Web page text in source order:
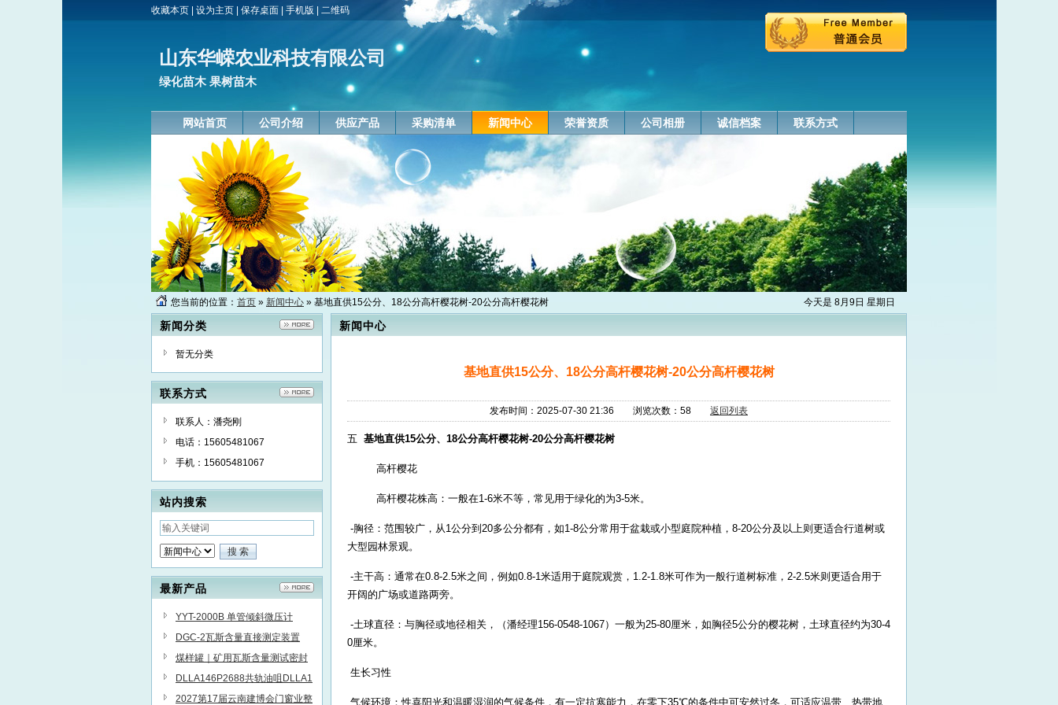
收藏本页 设为主页 保存桌面 手机版 二维码
山东华嵘农业科技有限公司
绿化苗木 果树苗木
网站首页 公司介绍 供应产品 采购清单 新闻中心 荣誉资质 公司相册 诚信档案 联系方式
今天是 8月9日 星期日
您当前的位置： 首页 » 新闻中心 » 基地直供15公分、18公分高杆樱花树-20公分高杆樱花树
新闻分类
暂无分类
联系方式
联系人：潘尧刚
电话：15605481067
手机：15605481067
站内搜索
最新产品
YYT-2000B 单管倾斜微压计
DGC-2瓦斯含量直接测定装置
煤样罐｜矿用瓦斯含量测试密封
煤样筒
DLLA146P2688共轨油咀DLLA1
52P1563
2027第17届云南建博会门窗业整
新闻中心
基地直供15公分、18公分高杆樱花树-20公分高杆樱花树
发布时间：2025-07-30 21:36 浏览次数：58 返回列表
五 基地直供15公分、 18公分高杆樱花树-20公分高杆樱花树
高杆樱花
高杆樱花株高：一般在1-6米不等，常见用于绿化的为3-5米。
-胸径：范围较广，从1公分到20多公分都有，如1-8公分常用于盆栽或小型庭院种植，8-20公分及以上则更适合行道树或
大型园林景观。
-主干高：通常在0.8-2.5米之间，例如0.8-1米适用于庭院观赏，1.2-1.8米可作为一般行道树标准，2-2.5米则更适合用于
开阔的广场或道路两旁。
-土球直径：与胸径或地径相关，（潘经理156-0548-1067）一般为25-80厘米，如胸径5公分的樱花树，土球直径约为30-4
0厘米。
生长习性
气候环境：性喜阳光和温暖湿润的气候条件，有一定抗寒能力，在零下35℃的条件中可安然过冬，可适应温带、热带地